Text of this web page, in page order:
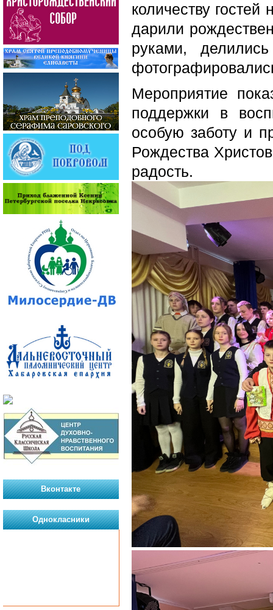
количеству
дарили
руками,
Мероприятие
поддержки в
особую заботу и
Рождества
радость.
Вконтакте
Однокласники